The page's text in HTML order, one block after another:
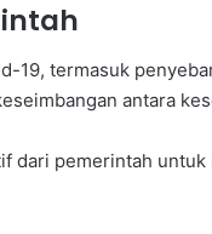
19, termasuk
antara
dari pemerintah